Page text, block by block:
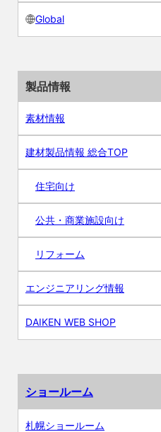
Global
製品情報
素材情報
建材製品情報 総合TOP
住宅向け
公共・商業施設向け
リフォーム
エンジニアリング情報
DAIKEN WEB SHOP
ショールーム
札幌ショールーム